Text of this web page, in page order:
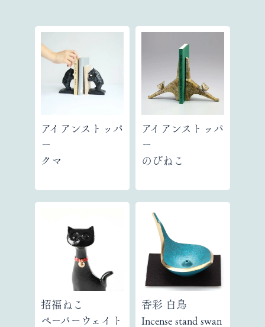
アイアンストッパ
ー
クマ
アイアンストッパ
ー
のびねこ
招福ねこ
ペーパーウェイト
香彩 白鳥
Incense stand swan